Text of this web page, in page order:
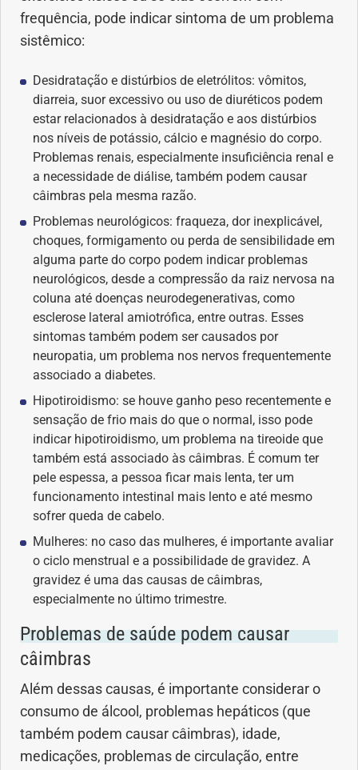
Saúde dos Dentes
Saúde dos olhos
Saúde dos ouvidos
Saúde dos rins
Saúde mental
Síndrome de Down
Sono
SUS
Urgências
Vacinas
Vitaminas
frequência, pode indicar sintoma de um problema
sistêmico:
Desidratação e distúrbios de eletrólitos: vômitos,
diarreia, suor excessivo ou uso de diuréticos podem
estar relacionados à desidratação e aos distúrbios
nos níveis de potássio, cálcio e magnésio do corpo.
Problemas renais, especialmente insuficiência renal e
a necessidade de diálise, também podem causar
câimbras pela mesma razão.
Problemas neurológicos: fraqueza, dor inexplicável,
choques, formigamento ou perda de sensibilidade em
alguma parte do corpo podem indicar problemas
neurológicos, desde a compressão da raiz nervosa na
coluna até doenças neurodegenerativas, como
esclerose lateral amiotrófica, entre outras. Esses
sintomas também podem ser causados por
neuropatia, um problema nos nervos frequentemente
associado a diabetes.
Hipotiroidismo: se houve ganho peso recentemente e
sensação de frio mais do que o normal, isso pode
indicar hipotiroidismo, um problema na tireoide que
também está associado às câimbras. É comum ter
pele espessa, a pessoa ficar mais lenta, ter um
funcionamento intestinal mais lento e até mesmo
sofrer queda de cabelo.
Mulheres: no caso das mulheres, é importante avaliar
o ciclo menstrual e a possibilidade de gravidez. A
gravidez é uma das causas de câimbras,
especialmente no último trimestre.
Problemas de saúde podem causar
câimbras
Além dessas causas, é importante considerar o
consumo de álcool, problemas hepáticos (que
também podem causar câimbras), idade,
medicações, problemas de circulação, entre